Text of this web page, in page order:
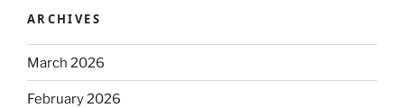
ARCHIVES
March 2026
February 2026